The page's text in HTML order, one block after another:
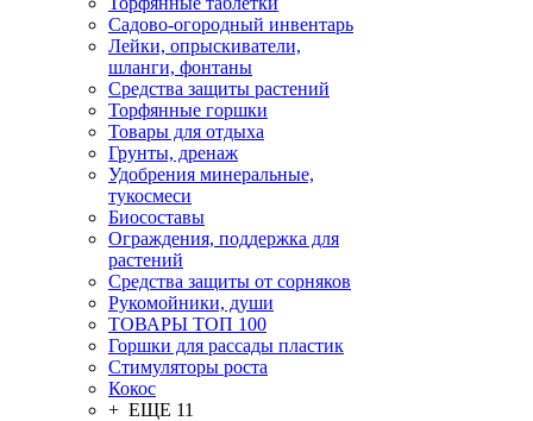
Садово-огородный инвентарь
Лейки, опрыскиватели,
шланги, фонтаны
Средства защиты растений
Торфянные горшки
Товары для отдыха
Грунты, дренаж
Удобрения минеральные,
тукосмеси
Биосоставы
Ограждения, поддержка для
растений
Средства защиты от сорняков
Рукомойники, души
ТОВАРЫ ТОП 100
Горшки для рассады пластик
Стимуляторы роста
Кокос
+ ЕЩЕ 11